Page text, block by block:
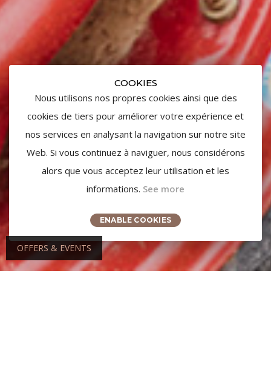
OFFERS & EVENTS
COOKIES
Nous utilisons nos propres cookies ainsi que des
cookies de tiers pour améliorer votre expérience et
nos services en analysant la navigation sur notre site
Web. Si vous continuez à naviguer, nous considérons
alors que vous acceptez leur utilisation et les
informations. See more
ENABLE COOKIES